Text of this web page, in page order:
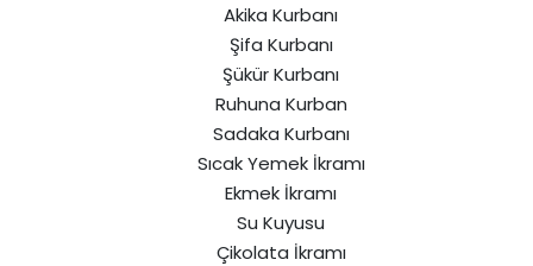
Akika Kurbanı
Şifa Kurbanı
Şükür Kurbanı
Ruhuna Kurban
Sadaka Kurbanı
Sıcak Yemek İkramı
Ekmek İkramı
Su Kuyusu
Çikolata İkramı